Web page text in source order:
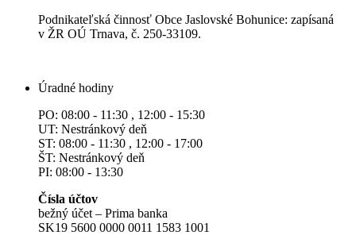
Podnikateľská činnosť Obce Jaslovské Bohunice: zapísaná
v ŽR OÚ Trnava, č. 250-33109.
Úradné hodiny
PO: 08:00 - 11:30 , 12:00 - 15:30
UT: Nestránkový deň
ST: 08:00 - 11:30 , 12:00 - 17:00
ŠT: Nestránkový deň
PI: 08:00 - 13:30
Čísla účtov
bežný účet – Prima banka
SK19 5600 0000 0011 1583 1001